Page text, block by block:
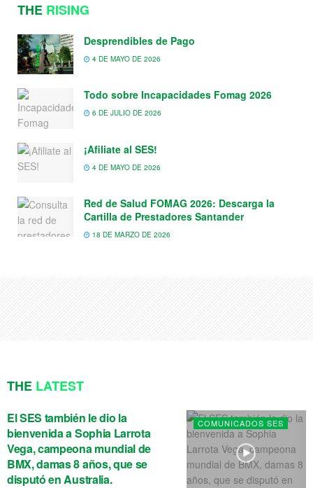
THE RISING
Desprendibles de Pago
4 DE MAYO DE 2026
Todo sobre Incapacidades Fomag 2026
6 DE JULIO DE 2026
¡Afiliate al SES!
4 DE MAYO DE 2026
Red de Salud FOMAG 2026: Descarga la
Cartilla de Prestadores Santander
18 DE MARZO DE 2026
THE LATEST
COMUNICADOS SES
El SES también le dio la
bienvenida a Sophia Larrota
Vega, campeona mundial de
BMX, damas 8 años, que se
disputó en Australia.